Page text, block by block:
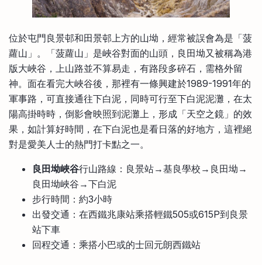
位於屯門良景邨和田景邨上方的山坳，經常被誤會為是「菠
蘿山」。「菠蘿山」是峽谷對面的山頭，良田坳又被稱為港
版大峽谷，上山路並不算易走，有路段多碎石，需格外留
神。面在看完大峽谷後，那裡有一條興建於1989-1991年的
軍事路，可直接通往下白泥，同時可行至下白泥泥灘，在太
陽高掛時時，倒影會映照到泥灘上，形成「天空之鏡」的效
果，如計算好時間，在下白泥也是看日落的好地方，這裡絕
對是愛美人士的熱門打卡點之一。
良田坳峽谷行山路線：良景站→基良學校→良田坳→
良田坳峽谷→下白泥
步行時間：約3小時
出發交通：在西鐵兆康站乘搭輕鐵505或615P到良景
站下車
回程交通：乘搭小巴或的士回元朗西鐵站